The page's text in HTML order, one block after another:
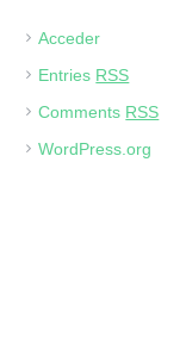
Acceder
Entries RSS
Comments RSS
WordPress.org